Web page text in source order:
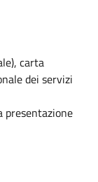
carta
dei servizi
presentazione